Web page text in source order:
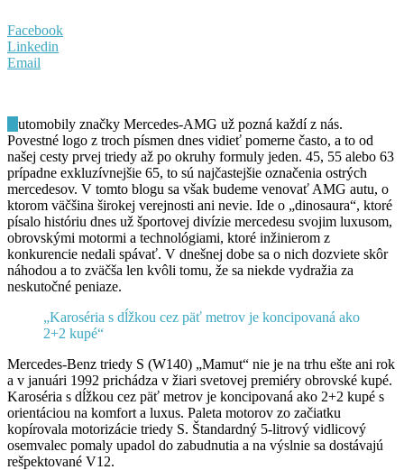
Facebook
Linkedin
Email
utomobily značky Mercedes-AMG už pozná každí z nás.
Povestné logo z troch písmen dnes vidieť pomerne často, a to od
našej cesty prvej triedy až po okruhy formuly jeden. 45, 55 alebo 63
prípadne exkluzívnejšie 65, to sú najčastejšie označenia ostrých
mercedesov. V tomto blogu sa však budeme venovať AMG autu, o
ktorom väčšina širokej verejnosti ani nevie. Ide o „dinosaura“, ktoré
písalo históriu dnes už športovej divízie mercedesu svojim luxusom,
obrovskými motormi a technológiami, ktoré inžinierom z
konkurencie nedali spávať. V dnešnej dobe sa o nich dozviete skôr
náhodou a to zväčša len kvôli tomu, že sa niekde vydražia za
neskutočné peniaze.
„Karoséria s dĺžkou cez päť metrov je koncipovaná ako
2+2 kupé“
Mercedes-Benz triedy S (W140) „Mamut“ nie je na trhu ešte ani rok
a v januári 1992 prichádza v žiari svetovej premiéry obrovské kupé.
Karoséria s dĺžkou cez päť metrov je koncipovaná ako 2+2 kupé s
orientáciou na komfort a luxus. Paleta motorov zo začiatku
kopírovala motorizácie triedy S. Štandardný 5-litrový vidlicový
osemvalec pomaly upadol do zabudnutia a na výslnie sa dostávajú
rešpektované V12.